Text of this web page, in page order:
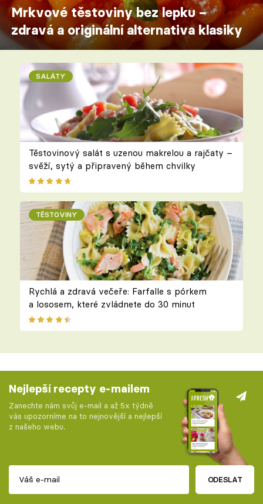
Mrkvové těstoviny bez lepku –
zdravá a originální alternativa klasiky
SALÁTY
Těstovinový salát s uzenou makrelou a rajčaty –
svěží, sytý a připravený během chvilky
TĚSTOVINY
Rychlá a zdravá večeře: Farfalle s pórkem
a lososem, které zvládnete do 30 minut
Nejlepší recepty e-mailem
Zanechte nám svůj e-mail a až 5x týdně
vás upozorníme na to nejnovější a nejlepší
z našeho webu.
ODESLAT